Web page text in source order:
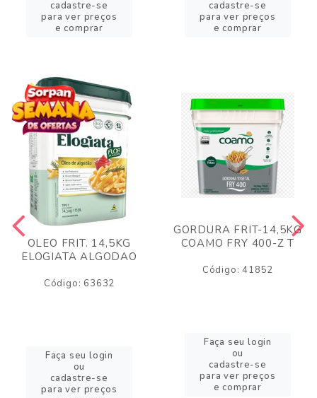
cadastre-se
para ver preços
e comprar
cadastre-se
para ver preços
e comprar
OLEO FRIT. 14,5KG
ELOGIATA ALGODAO
Código: 63632
Faça seu login
ou
cadastre-se
para ver preços
GORDURA FRIT-14,5KG
COAMO FRY 400-Z T
Código: 41852
Faça seu login
ou
cadastre-se
para ver preços
e comprar